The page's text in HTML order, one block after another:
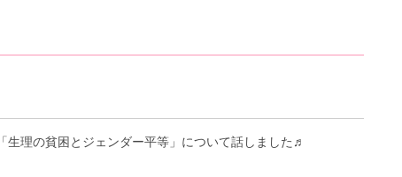
生理の貧困とジェンダー平等」について話しました♬